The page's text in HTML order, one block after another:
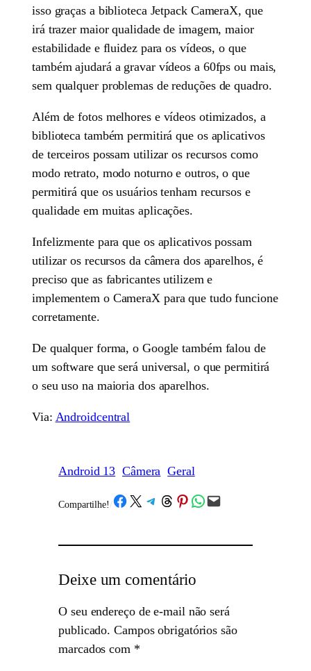
isso graças a biblioteca Jetpack CameraX, que
irá trazer maior qualidade de imagem, maior
estabilidade e fluidez para os vídeos, o que
também ajudará a gravar vídeos a 60fps ou mais,
sem qualquer problemas de reduções de quadro.
Além de fotos melhores e vídeos otimizados, a
biblioteca também permitirá que os aplicativos
de terceiros possam utilizar os recursos como
modo retrato, modo noturno e outros, o que
permitirá que os usuários tenham recursos e
qualidade em muitas aplicações.
Infelizmente para que os aplicativos possam
utilizar os recursos da câmera dos aparelhos, é
preciso que as fabricantes utilizem e
implementem o CameraX para que tudo funcione
corretamente.
De qualquer forma, o Google também falou de
um software que será universal, o que permitirá
o seu uso na maioria dos aparelhos.
Via: Androidcentral
Android 13 Câmera Geral
Compartilhe! /Share on Facebook
Share on X Share on Telegram
Share on Threads
Share on Pinterest
Share on WhatsApp
Email this Page
Deixe um comentário
O seu endereço de e-mail não será
publicado. Campos obrigatórios são
marcados com *